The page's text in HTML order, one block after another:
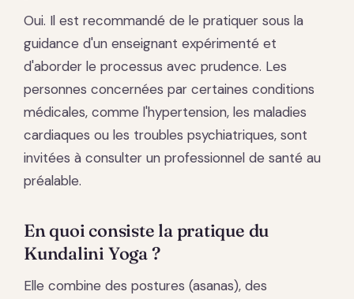
Oui. Il est recommandé de le pratiquer sous la
guidance d'un enseignant expérimenté et
d'aborder le processus avec prudence. Les
personnes concernées par certaines conditions
médicales, comme l'hypertension, les maladies
cardiaques ou les troubles psychiatriques, sont
invitées à consulter un professionnel de santé au
préalable.
En quoi consiste la pratique du
Kundalini Yoga ?
Elle combine des postures (asanas), des